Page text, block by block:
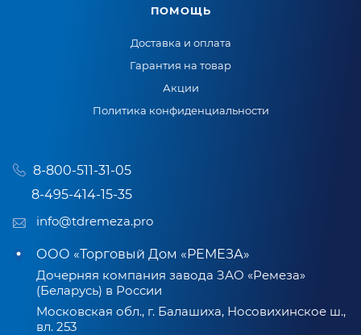
ПОМОЩЬ
Доставка и оплата
Гарантия на товар
Акции
Политика конфиденциальности
8-800-511-31-05
8-495-414-15-35
info@tdremeza.pro
ООО «Торговый Дом «РЕМЕЗА»
Дочерняя компания завода ЗАО «Ремеза»
(Беларусь) в России
Московская обл., г. Балашиха, Носовихинское ш.,
вл. 253